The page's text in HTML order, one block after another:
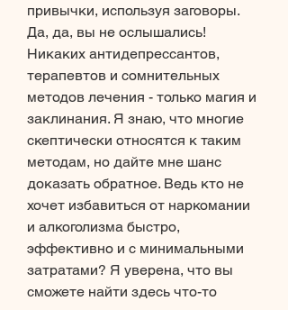
привычки, используя заговоры.
Да, да, вы не ослышались!
Никаких антидепрессантов,
терапевтов и сомнительных
методов лечения - только магия и
заклинания. Я знаю, что многие
скептически относятся к таким
методам, но дайте мне шанс
доказать обратное. Ведь кто не
хочет избавиться от наркомании
и алкоголизма быстро,
эффективно и с минимальными
затратами? Я уверена, что вы
сможете найти здесь что-то